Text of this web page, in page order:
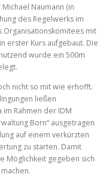
Naumann (in
des Regelwerks im
mit
erster Kurs aufgebaut. Die
wurde ein 500m
nicht so mit wie erhofft.
ließen
im Rahmen der IDM
Born“ ausgetragen
auf einem verkürzten
zu starten. Damit
Möglichkeit gegeben sich